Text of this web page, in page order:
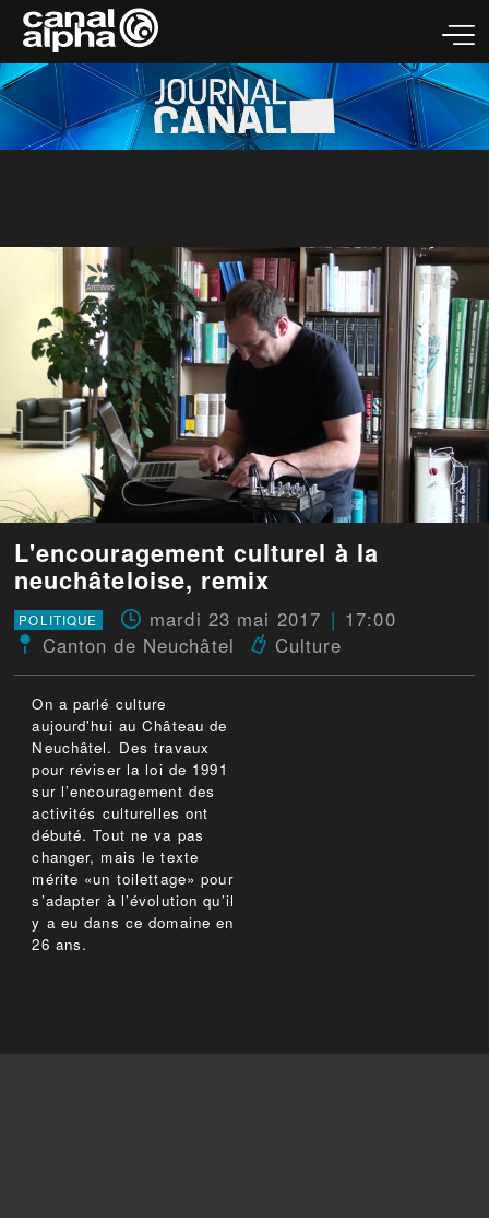
L'encouragement culturel à la
neuchâteloise, remix
POLITIQUE mardi 23 mai 2017
17:00
Canton de Neuchâtel
Culture
On a parlé culture
aujourd'hui au Château de
Neuchâtel. Des travaux
pour réviser la loi de 1991
sur l’encouragement des
activités culturelles ont
débuté. Tout ne va pas
changer, mais le texte
mérite «un toilettage» pour
s’adapter à l’évolution qu’il
y a eu dans ce domaine en
26 ans.